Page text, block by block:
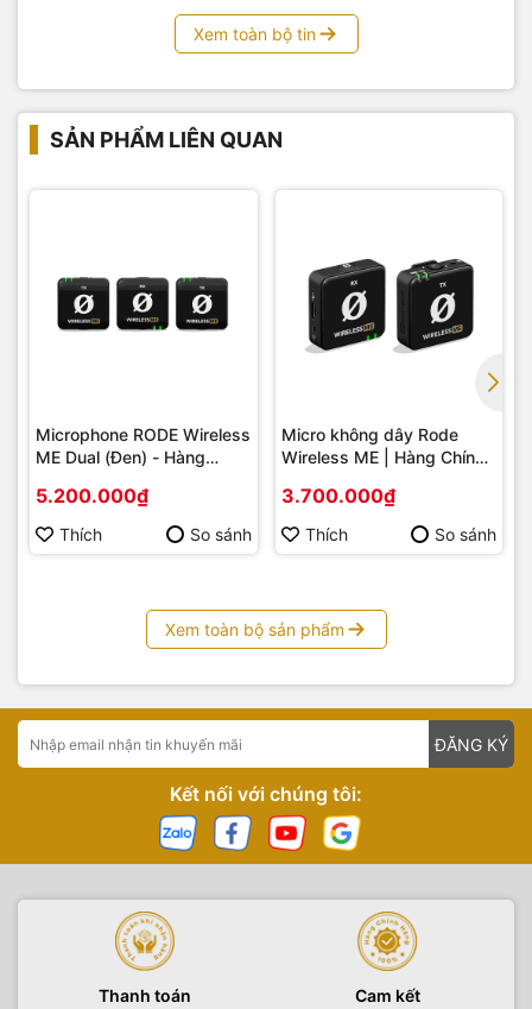
Xem toàn bộ tin
SẢN PHẨM LIÊN QUAN
Microphone RODE Wireless
ME Dual (Đen) - Hàng
5.200.000₫
Thích So sánh
Micro không dây Rode
Wireless ME | Hàng Chính
3.700.000₫
Thích So sánh
Xem toàn bộ sản phẩm
ĐĂNG KÝ
Kết nối với chúng tôi:
Thanh toán
Cam kết